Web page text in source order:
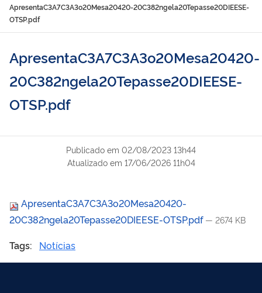
ApresentaC3A7C3A3o20Mesa20420-20C382ngela20Tepasse20DIEESE-
OTSP.pdf
ApresentaC3A7C3A3o20Mesa20420-
20C382ngela20Tepasse20DIEESE-
OTSP.pdf
Publicado em 02/08/2023 13h44
Atualizado em 17/06/2026 11h04
ApresentaC3A7C3A3o20Mesa20420-
20C382ngela20Tepasse20DIEESE-OTSP.pdf — 2674 KB
Tags: Notícias